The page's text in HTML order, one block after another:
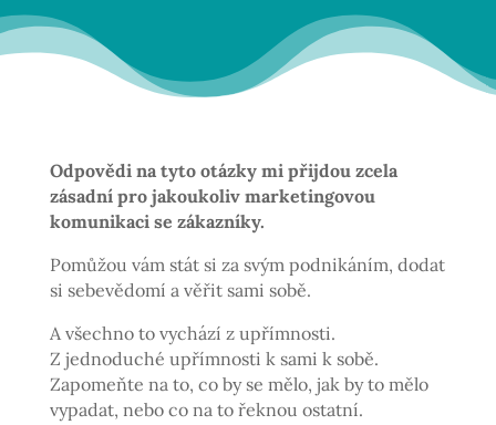
Odpovědi na tyto otázky mi přijdou zcela
zásadní pro jakoukoliv marketingovou
komunikaci se zákazníky.
Pomůžou vám stát si za svým podnikáním, dodat
si sebevědomí a věřit sami sobě.
A všechno to vychází z upřímnosti.
Z jednoduché upřímnosti k sami k sobě.
Zapomeňte na to, co by se mělo, jak by to mělo
vypadat, nebo co na to řeknou ostatní.